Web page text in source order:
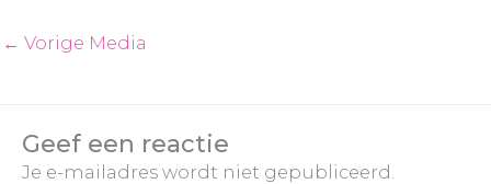
← Vorige Media
Geef een reactie
Je e-mailadres wordt niet gepubliceerd.